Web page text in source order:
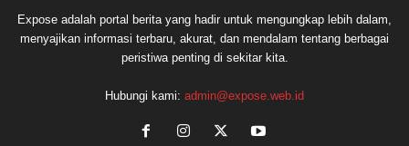
Expose adalah portal berita yang hadir untuk mengungkap lebih dalam,
menyajikan informasi terbaru, akurat, dan mendalam tentang berbagai
peristiwa penting di sekitar kita.
Hubungi kami: admin@expose.web.id